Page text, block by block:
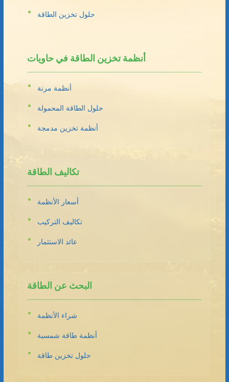
حلول تخزين الطاقة
أنظمة تخزين الطاقة في حاويات
أنظمة مرنة
حلول الطاقة المحمولة
أنظمة تخزين مدمجة
تكاليف الطاقة
أسعار الأنظمة
تكاليف التركيب
عائد الاستثمار
البحث عن الطاقة
شراء الأنظمة
أنظمة طاقة شمسية
حلول تخزين طاقة